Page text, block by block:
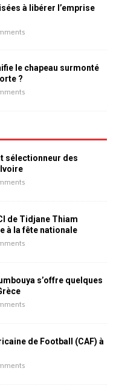
à libérer l’emprise
le chapeau surmonté
?
sélectionneur des
de Tidjane Thiam
à la fête nationale
s’offre quelques
de Football (CAF) à